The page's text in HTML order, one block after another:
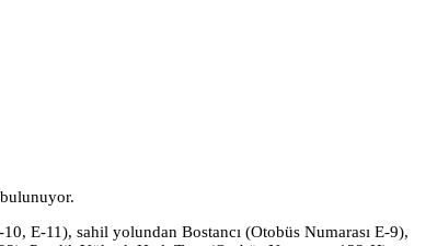
E-11), sahil yolundan Bostancı (Otobüs Numarası E-9),